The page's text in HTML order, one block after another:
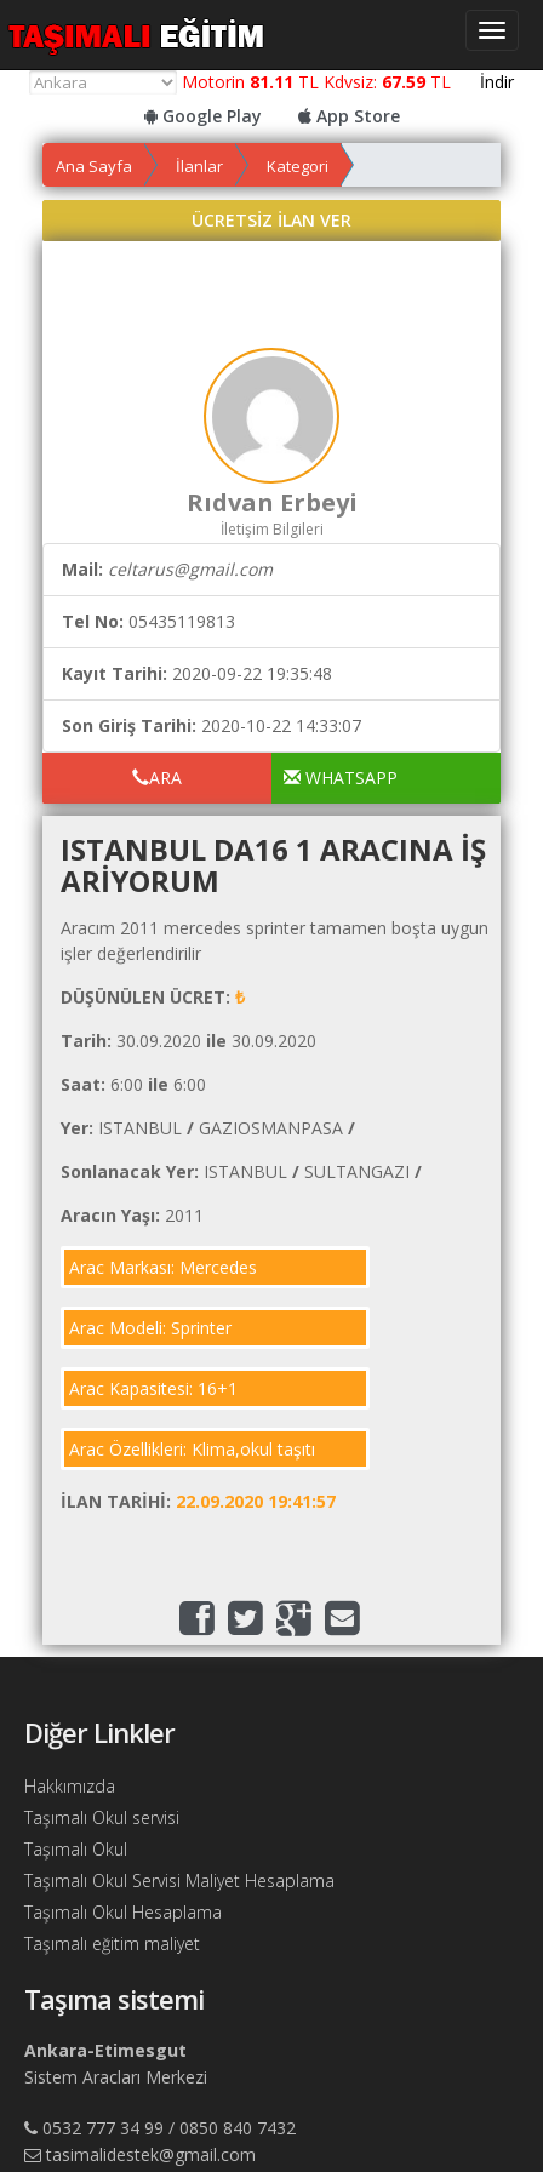
Motorin 81.11 TL Kdvsiz: 67.59TL İndir
Google Play
App Store
Yol
Hesaplama
Yol
Maliyet
Hesaplama
Şartname
Karşılaştırma
Robotu
Masaüstü
Programı
Değer
Akaryakıt
Fiyatları
İhale
Arayanlar
Arac
arayanlar
Soför
arayanlar
Aracına
arayanlar
Bul
Hakkımızda
İletişim
Ana Sayfa İlanlar Kategori
ÜCRETSİZ İLAN VER
Rıdvan Erbeyi
İletişim Bilgileri
Mail: celtarus@gmail.com
Tel No: 05435119813
Kayıt Tarihi: 2020-09-22 19:35:48
Son Giriş Tarihi: 2020-10-22 14:33:07
ARA WHATSAPP
ISTANBUL DA16 1 ARACINA IŞ
ARIYORUM
Aracım 2011 mercedes sprinter tamamen boşta uygun
işler değerlendirilir
DÜŞÜNÜLEN ÜCRET: ₺
Tarih: 30.09.2020 ile 30.09.2020
Saat: 6:00 ile 6:00
Yer: ISTANBUL / GAZIOSMANPASA /
Sonlanacak Yer: ISTANBUL / SULTANGAZI /
Aracın Yaşı: 2011
Arac Markası: Mercedes
Arac Modeli: Sprinter
Arac Kapasitesi: 16+1
Arac Özellikleri: Klima,okul taşıtı
İLAN TARIHI: 22.09.2020 19:41:57
Diğer Linkler
Hakkımızda
Taşımalı Okul servisi
Taşımalı Okul
Taşımalı Okul Servisi Maliyet Hesaplama
Taşımalı Okul Hesaplama
Taşımalı eğitim maliyet
Taşıma sistemi
Ankara-Etimesgut
Sistem Aracları Merkezi
0532 777 34 99 / 0850 840 7432
tasimalidestek@gmail.com